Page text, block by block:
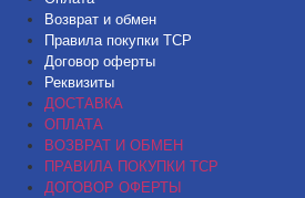
Возврат и обмен
Правила покупки ТСР
Договор оферты
Реквизиты
ДОСТАВКА
ОПЛАТА
ВОЗВРАТ И ОБМЕН
ПРАВИЛА ПОКУПКИ ТСР
ДОГОВОР ОФЕРТЫ